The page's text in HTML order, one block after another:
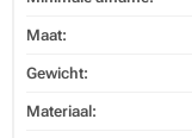
Maat:
Gewicht:
Materiaal: